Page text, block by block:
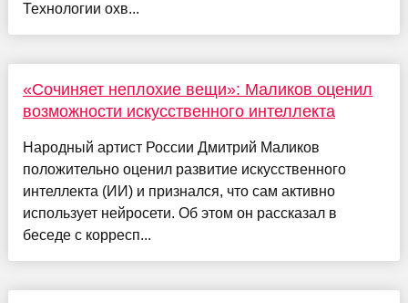
Технологии охв...
«Сочиняет неплохие вещи»: Маликов оценил
возможности искусственного интеллекта
Народный артист России Дмитрий Маликов
положительно оценил развитие искусственного
интеллекта (ИИ) и признался, что сам активно
использует нейросети. Об этом он рассказал в
беседе с корресп...